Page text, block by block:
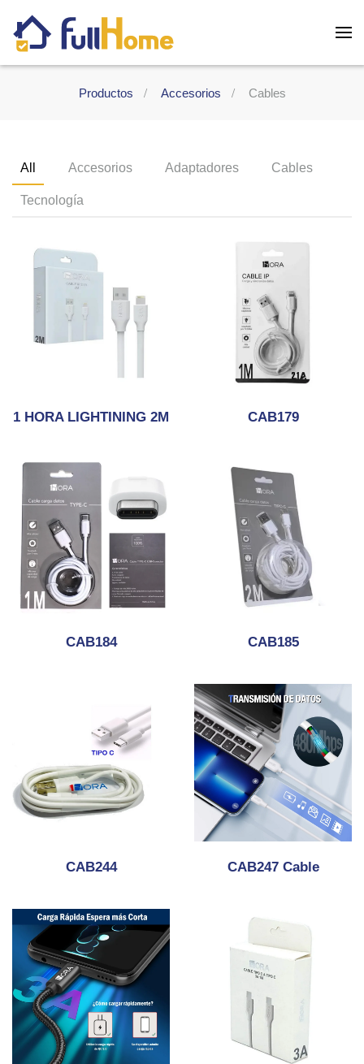
Skip to main content
Productos Accesorios Cables
All Accesorios Adaptadores Cables
Tecnología
1 HORA LIGHTINING 2M CAB179
CAB184 CAB185
CAB244 CAB247 Cable